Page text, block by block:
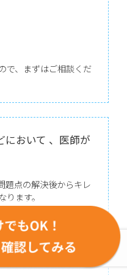
で、まずはご相談くだ
において 、医師が
題点の解決後からキレ
ます。